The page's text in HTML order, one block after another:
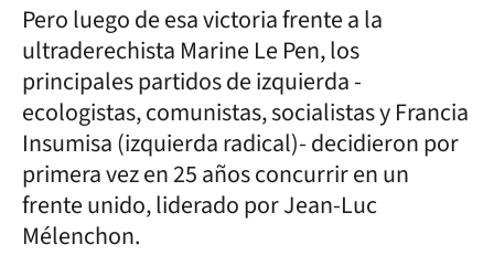
Pero luego de esa victoria frente a la
ultraderechista Marine Le Pen, los
principales partidos de izquierda -
ecologistas, comunistas, socialistas y Francia
Insumisa (izquierda radical)- decidieron por
primera vez en 25 años concurrir en un
frente unido, liderado por Jean-Luc
Mélenchon.